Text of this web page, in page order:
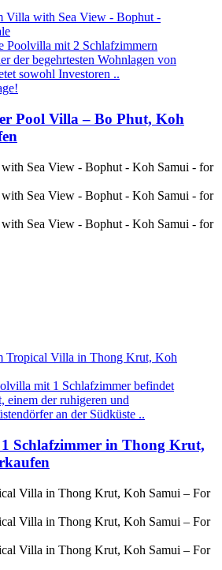
Poolvilla mit 2 Schlafzimmern
der begehrtesten Wohnlagen von
sowohl Investoren ..
Pool Villa – Bo Phut, Koh
mit 1 Schlafzimmer befindet
einem der ruhigeren und
an der Südküste ..
Schlafzimmer in Thong Krut,